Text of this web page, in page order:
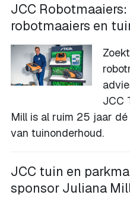
JCC
robotmaaiers en
JCC
Mill is al ruim 25 jaar
van tuinonderhoud.
JCC tuin en
sponsor Juliana